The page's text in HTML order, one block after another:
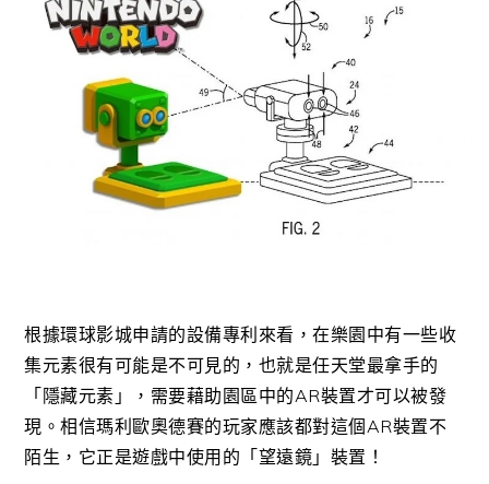
根據環球影城申請的設備專利來看，在樂園中有一些收
集元素很有可能是不可見的，也就是任天堂最拿手的
「隱藏元素」，需要藉助園區中的AR裝置才可以被發
現。相信瑪利歐奧德賽的玩家應該都對這個AR裝置不
陌生，它正是遊戲中使用的「望遠鏡」裝置！